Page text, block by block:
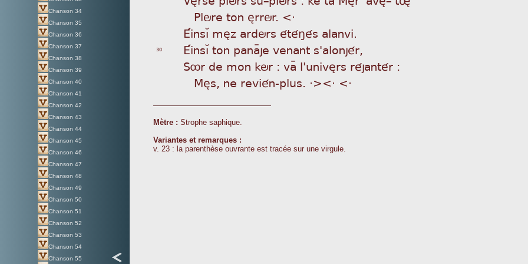
Chanson 34
Chanson 35
Chanson 36
Chanson 37
Chanson 38
Chanson 39
Chanson 40
Chanson 41
Chanson 42
Chanson 43
Chanson 44
Chanson 45
Chanson 46
Chanson 47
Chanson 48
Chanson 49
Chanson 50
Chanson 51
Chanson 52
Chanson 53
Chanson 54
Chanson 55
Plöre ton èrrör. <·
ÉinsìÁ mèz ardörs étéñés alanvi.
30 ÉinsìÁ ton panaÿje venant s'alonjér,
Sôr de mon kör : vaÿ l'univèrs réjantér :
Mès, ne revién-plus. ·><· <·
Mètre : Strophe saphique.
Variantes et remarques :
v. 23 : la parenthèse ouvrante est tracée sur une virgule.